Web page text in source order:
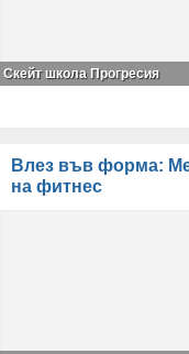
Скейт школа Прогресия
Влез във форма:
на фитнес